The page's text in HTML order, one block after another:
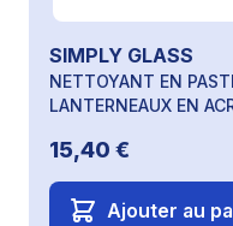
SIMPLY GLASS
NETTOYANT EN
LANTERNEAUX EN
15,40 €
Ajouter au